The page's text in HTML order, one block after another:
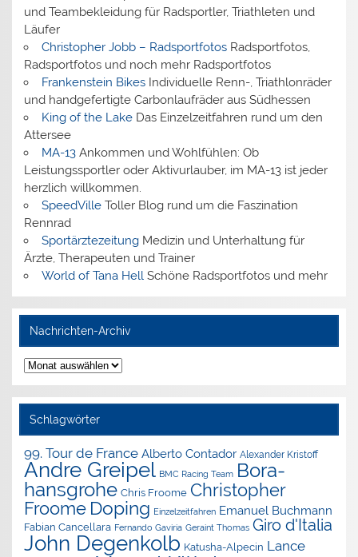
und Teambekleidung für Radsportler, Triathleten und
Läufer
Christopher Jobb – RadsportfotosRadsportfotos,
Radsportfotos und noch mehr Radsportfotos
Frankenstein BikesIndividuelle Renn-, Triathlonräder
und handgefertigte Carbonlaufräder aus Südhessen
King of the LakeDas Einzelzeitfahren rund um den
Attersee
MA-13Ankommen und Wohlfühlen: Ob
Leistungssportler oder Aktivurlauber, im MA-13 ist jeder
herzlich willkommen.
SpeedVilleToller Blog rund um die Faszination
Rennrad
SportärztezeitungMedizin und Unterhaltung für
Ärzte, Therapeuten und Trainer
World of Tana Hell Schöne Radsportfotos und mehr
Nachrichten-Archiv
Nachrichten-
Archiv
Schlagwörter
99. Tour de France Alberto Contador Alexander Kristoff
Andre Greipel BMC Racing Team Bora-
hansgrohe Chris Froome Christopher
Froome Doping Einzelzeitfahren Emanuel Buchmann
Fabian Cancellara Fernando Gaviria Geraint Thomas Giro d'Italia
John Degenkolb Katusha-Alpecin Lance